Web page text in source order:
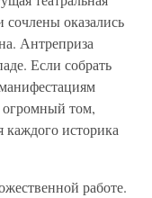
оказались
Антреприза
Если собрать
огромный том,
каждого историка
работе.